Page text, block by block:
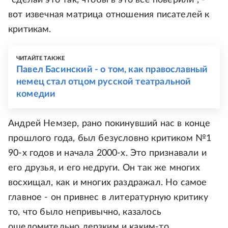
вот извечная матрица отношения писателей к
критикам.
ЧИТАЙТЕ ТАКЖЕ
Павел Басинский - о том, как православный
немец стал отцом русской театральной
комедии
Андрей Немзер, рано покинувший нас в конце
прошлого года, был безусловно критиком №1
90-х годов и начала 2000-х. Это признавали и
его друзья, и его недруги. Он так же многих
восхищал, как и многих раздражал. Но самое
главное - он привнес в литературную критику
то, что было непривычно, казалось